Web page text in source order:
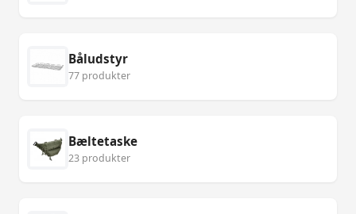
Båludstyr
77 produkter
Bæltetaske
23 produkter